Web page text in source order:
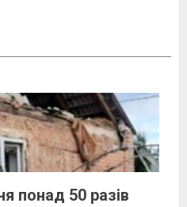
понад 50 разів